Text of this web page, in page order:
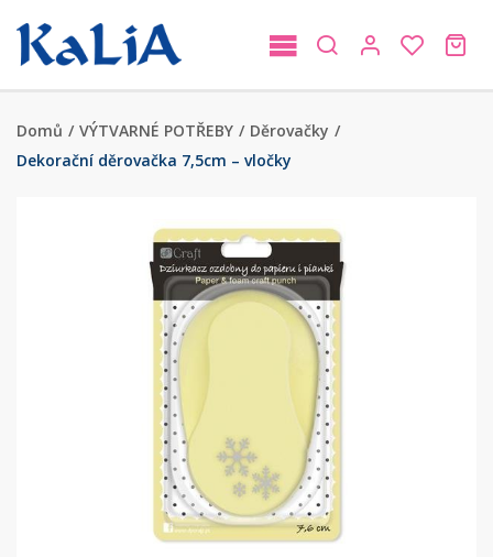
Domů / VÝTVARNÉ POTŘEBY / Děrovačky /
Dekorační děrovačka 7,5cm – vločky